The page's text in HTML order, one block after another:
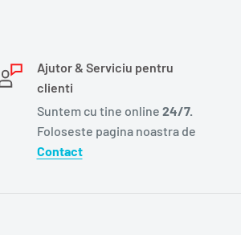
Ajutor & Serviciu pentru
clienti
Suntem cu tine online 24/7.
Foloseste pagina noastra de
Contact